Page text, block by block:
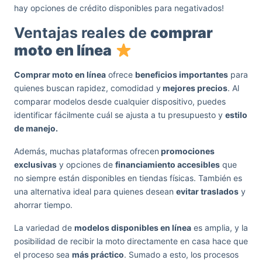
hay opciones de crédito disponibles para negativados!
Ventajas reales de comprar
moto en línea
Comprar moto en línea ofrece beneficios importantes para
quienes buscan rapidez, comodidad ymejores precios. Al
comparar modelos desde cualquier dispositivo, puedes
identificar fácilmente cuál se ajusta a tu presupuesto y estilo
de manejo.
Además, muchas plataformas ofrecen promociones
exclusivas y opciones de financiamiento accesibles que
no siempre están disponibles en tiendas físicas. También es
una alternativa ideal para quienes desean evitar traslados y
ahorrar tiempo.
La variedad de modelos disponibles en línea es amplia, y la
posibilidad de recibir la moto directamente en casa hace que
el proceso sea más práctico. Sumado a esto, los procesos